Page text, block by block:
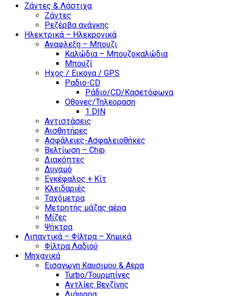
Ζάντες & Λάστιχα
Ζάντες
Ρεζέρβα ανάγκης
Ηλεκτρικά – Ηλεκρονικά
Αναφλεξη – Μπουζι
Καλώδια – Μπουζοκαλώδια
Μπουζί
Ηχος / Εικονα / GPS
Ραδιο-CD
Ράδιο/CD/Κασετόφωνα
Οθονες/Τηλεοραση
1 DIN
Αντιστάσεις
Αισθητήρες
Ασφάλειες-Ασφαλειοθήκες
Βελτίωση – Chip
Διακόπτες
Δυναμό
Εγκέφαλος + Κίτ
Κλειδαριές
Ταχόμετρα
Μετρητής μάζας αέρα
Μίζες
Ψήκτρα
Λιπαντικά – Φίλτρα – Χημικά
Φίλτρα Λαδιού
Μηχανικά
Εισαγωγη Καυσιμου & Αερα
Turbo/Τουρμπίνες
Αντλίες Βενζίνης